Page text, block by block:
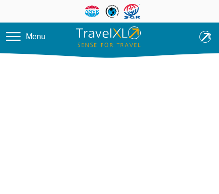
Overslaan en naar de inhoud
Menu